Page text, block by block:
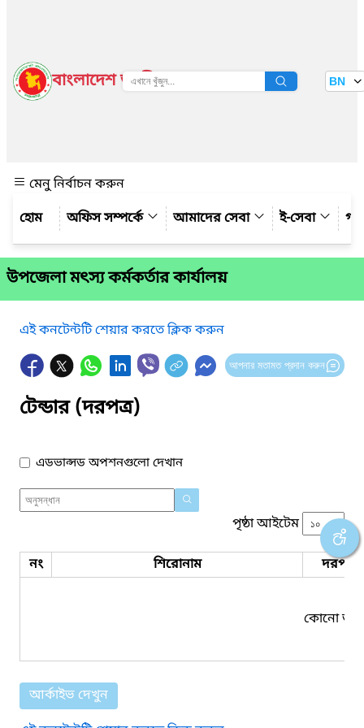
বাংলাদেশ জাতীয় তথ্য বাতায়ন BN
মেনু নির্বাচন করুন
অফিস সম্পর্কে
আমাদের সেবা ই-সেবা
উপজেলা মৎস্য কর্মকর্তার কার্যালয়
এই কনটেন্টটি শেয়ার করতে ক্লিক করুন
আপনার মতামত প্রদান করুন
টেন্ডার (দরপত্র)
এডভান্সড অপশনগুলো দেখান
পৃষ্ঠা আইটেম
নং শিরোনাম দরপত্র
কোনো তথ্য
আর্কাইভ দেখুন